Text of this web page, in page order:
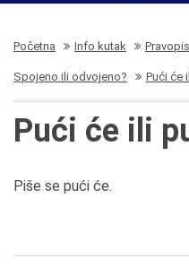
Početna Info kutak
Spojeno ili odvojeno? Pući će
Pući će ili
Piše se pući će.